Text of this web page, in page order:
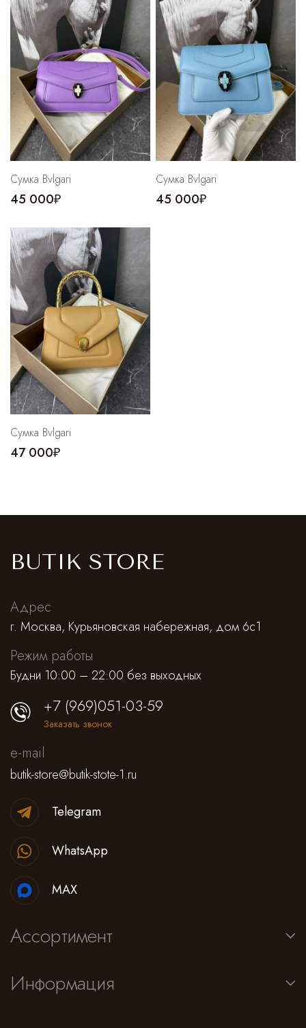
Сумка Bvlgari
45 000₽
Сумка Bvlgari
45 000₽
Сумка Bvlgari
47 000₽
BUTIK STORE
Адрес
г. Москва, Курьяновская набережная, дом 6с1
Режим работы
Будни 10:00 – 22:00 без выходных
Ассортимент
Информация
+7 (969)051-03-59
Заказать звонок
e-mail
butik-store@butik-stote-1.ru
Telegram
WhatsApp
MAX